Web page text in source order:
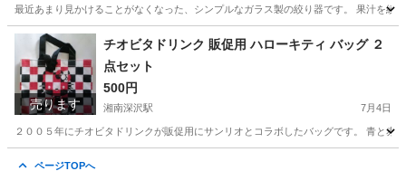
最近あまり見かけることがなくなった、シンプルなガラス製の絞り器です。 果汁を
神奈川 鎌倉市 湘南深沢駅 調理器具 ジューサー
売ります
チオビタドリンク 販促用 ハローキティ バッグ ２
点セット
500円
湘南深沢駅 7月4日
２００５年にチオビタドリンクが販促用にサンリオとコラボしたバッグです。 青と赤
ページTOPへ